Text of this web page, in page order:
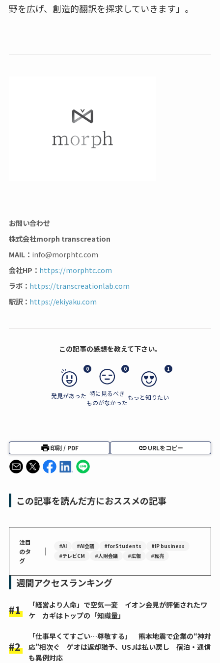
野を広げ、創造的翻訳を探求していきます」。
お問い合わせ
株式会社morph transcreation
MAIL： info@morphtc.com
会社HP： https://morphtc.com
ラボ： https://transcreationlab.com
駅訳： https://ekiyaku.com
この記事の感想を教えて下さい。
0
発見があった
0
特に見るべき
ものがなかった
1
もっと知りたい
印刷 / PDF URLをコピー
この記事を読んだ方におススメの記事
注目
のタ
グ
｜ #AI #AI会議 #forStudents
#IP business
#テレビCM
#人財会議 #広報 #転売
週間アクセスランキング
「経営より人命」で空気一変 イオン会見が評価されたワ
ケ カギはトップの「知識量」
「仕事早くてすごい…尊敬する」 熊本地震で企業の“神対
応”相次ぐ ゲオは返却猶予、USJは払い戻し 宿泊・通信
も異例対応